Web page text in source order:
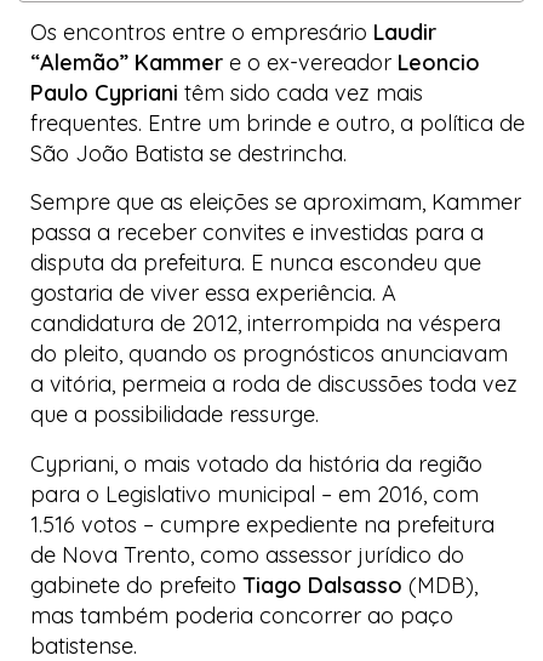
Os encontros entre o empresário Laudir
“Alemão” Kammer e o ex-vereador Leoncio
Paulo Cypriani têm sido cada vez mais
frequentes. Entre um brinde e outro, a política de
São João Batista se destrincha.
Sempre que as eleições se aproximam, Kammer
passa a receber convites e investidas para a
disputa da prefeitura. E nunca escondeu que
gostaria de viver essa experiência. A
candidatura de 2012, interrompida na véspera
do pleito, quando os prognósticos anunciavam
a vitória, permeia a roda de discussões toda vez
que a possibilidade ressurge.
Cypriani, o mais votado da história da região
para o Legislativo municipal – em 2016, com
1.516 votos – cumpre expediente na prefeitura
de Nova Trento, como assessor jurídico do
gabinete do prefeito Tiago Dalsasso (MDB),
mas também poderia concorrer ao paço
batistense.